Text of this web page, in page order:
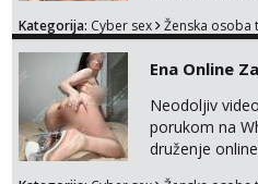
WhatsApp ili
DRUZENJA
Kategorija: Cyber sex Ženska osoba
Ena Online
Neodoljiv
porukom na
druženje